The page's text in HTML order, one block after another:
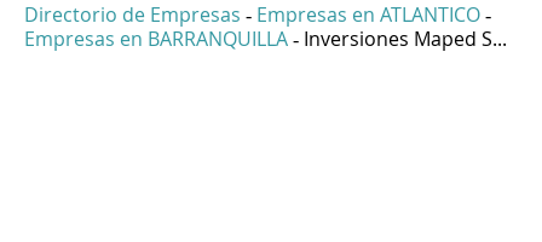
Directorio de Empresas - Empresas en ATLANTICO -
Empresas en BARRANQUILLA - Inversiones Maped S...